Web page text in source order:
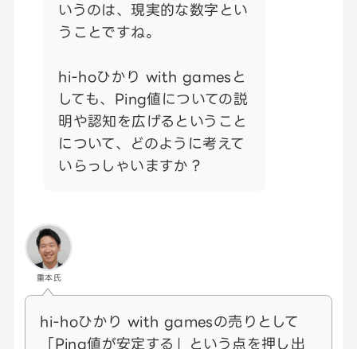
いうのは、現実的な数字とい
うことですね。
hi-hoひかり with gamesと
しても、Ping値についての説
明や認知を広げるということ
について、どのように考えて
いらっしゃいますか？
重本氏
hi-hoひかり with gamesの売りとして
「Ping値が安定する」という点を押し出